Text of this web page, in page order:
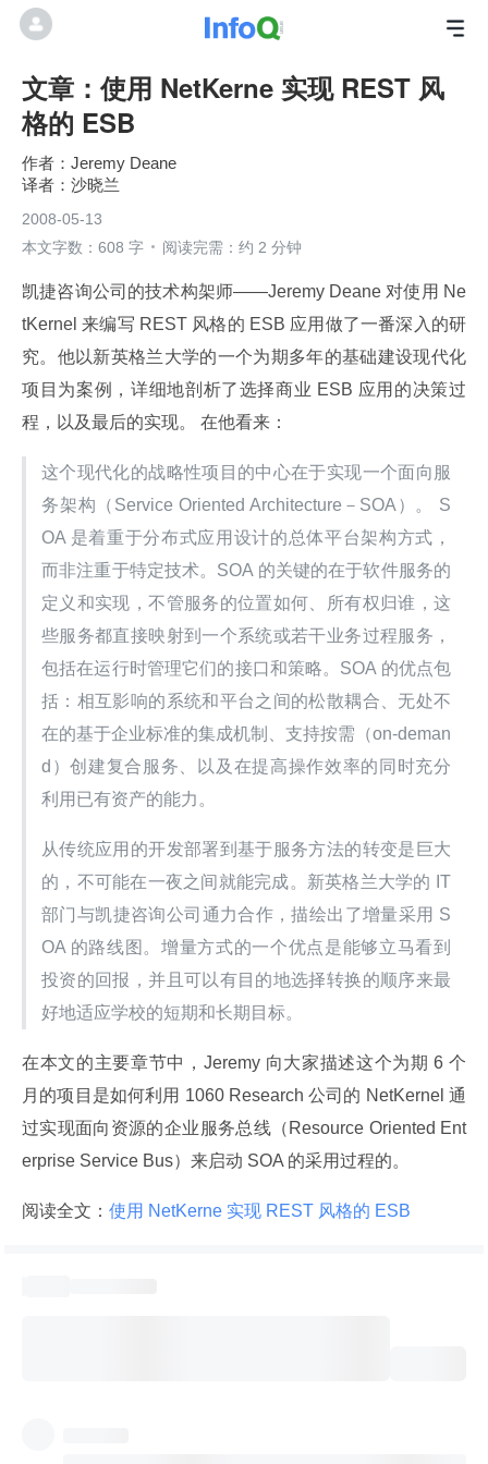
文章：使用 NetKerne 实现 REST 风
格的 ESB
Jeremy Deane
沙晓兰
2008-05-13
本文字数：608 字
阅读完需：约 2 分钟
凯捷咨询公司的技术构架师——Jeremy Deane 对使用 Ne
tKernel 来编写 REST 风格的 ESB 应用做了一番深入的研
究。他以新英格兰大学的一个为期多年的基础建设现代化
项目为案例，详细地剖析了选择商业 ESB 应用的决策过
程，以及最后的实现。 在他看来：
这个现代化的战略性项目的中心在于实现一个面向服
务架构（Service Oriented Architecture－SOA）。 S
OA 是着重于分布式应用设计的总体平台架构方式，
而非注重于特定技术。SOA 的关键的在于软件服务的
定义和实现，不管服务的位置如何、所有权归谁，这
些服务都直接映射到一个系统或若干业务过程服务，
包括在运行时管理它们的接口和策略。SOA 的优点包
括：相互影响的系统和平台之间的松散耦合、无处不
在的基于企业标准的集成机制、支持按需（on-deman
d）创建复合服务、以及在提高操作效率的同时充分
利用已有资产的能力。
从传统应用的开发部署到基于服务方法的转变是巨大
的，不可能在一夜之间就能完成。新英格兰大学的 IT
部门与凯捷咨询公司通力合作，描绘出了增量采用 S
OA 的路线图。增量方式的一个优点是能够立马看到
投资的回报，并且可以有目的地选择转换的顺序来最
好地适应学校的短期和长期目标。
在本文的主要章节中，Jeremy 向大家描述这个为期 6 个
月的项目是如何利用 1060 Research 公司的 NetKernel 通
过实现面向资源的企业服务总线（Resource Oriented Ent
erprise Service Bus）来启动 SOA 的采用过程的。
阅读全文： 使用 NetKerne 实现 REST 风格的 ESB